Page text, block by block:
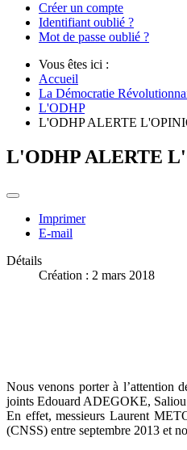
Créer un compte
Identifiant oublié ?
Mot de passe oublié ?
Vous êtes ici :
Accueil
La Démocratie
L'ODHP
L'ODHP ALERTE
L'ODHP ALERTE
Imprimer
E-mail
Détails
Création : 2 mars 2018
Nous venons porter à l’attention
joints Edouard ADEGOKE,
En effet, messieurs Laurent
(CNSS) entre septembre 2013 et